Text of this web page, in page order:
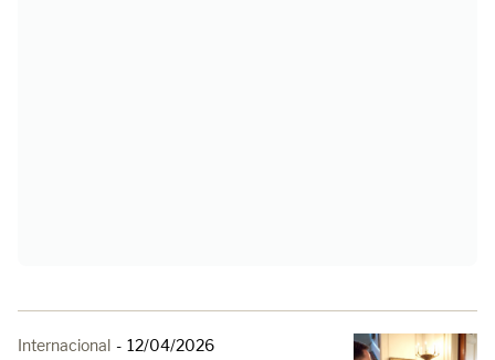
Internacional - 12/04/2026